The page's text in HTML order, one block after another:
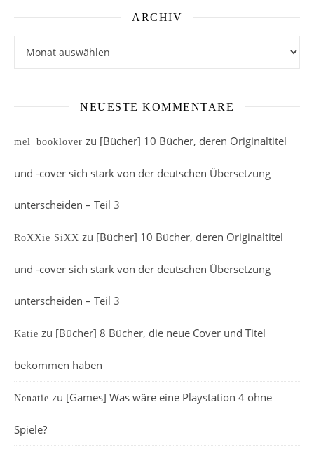
ARCHIV
NEUESTE KOMMENTARE
mel_booklover zu [Bücher] 10 Bücher, deren Originaltitel
und -cover sich stark von der deutschen Übersetzung
unterscheiden – Teil 3
RoXXie SiXX zu [Bücher] 10 Bücher, deren Originaltitel
und -cover sich stark von der deutschen Übersetzung
unterscheiden – Teil 3
Katie zu [Bücher] 8 Bücher, die neue Cover und Titel
bekommen haben
Nenatie zu [Games] Was wäre eine Playstation 4 ohne
Spiele?